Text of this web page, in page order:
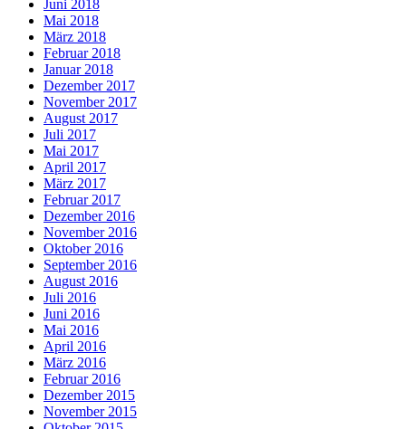
Juni 2018
Mai 2018
März 2018
Februar 2018
Januar 2018
Dezember 2017
November 2017
August 2017
Juli 2017
Mai 2017
April 2017
März 2017
Februar 2017
Dezember 2016
November 2016
Oktober 2016
September 2016
August 2016
Juli 2016
Juni 2016
Mai 2016
April 2016
März 2016
Februar 2016
Dezember 2015
November 2015